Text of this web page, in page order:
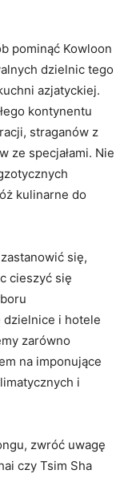
pominąć Kowloon
dzielnic​ tego
azjatyckiej.
​kontynentu
straganów z
ze specjałami. Nie‌
kulinarne ⁣do
się,
cieszyć się
dzielnice i hotele
zarówno
na imponujące
i
zwróć​ uwagę
czy Tsim Sha